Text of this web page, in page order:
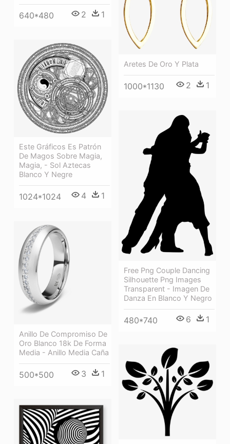
Aretes De Oro Y Plata
1000*1130 2 1
640*480 2 1
Este Gráficos Es Patrón
De Magos Sobre Magia,
Magia, - Sol Aztecas
Blanco Y Negre
1024*1024 4 1
Free Png Couple Dancing
Silhouette Png Images
Transparent - Imagen De
Danza En Blanco Y Negro
480*740 6 1
Anillo De Compromiso De
Oro Blanco 18k De Forma
Media - Anillo Media Caña
500*500 3 1